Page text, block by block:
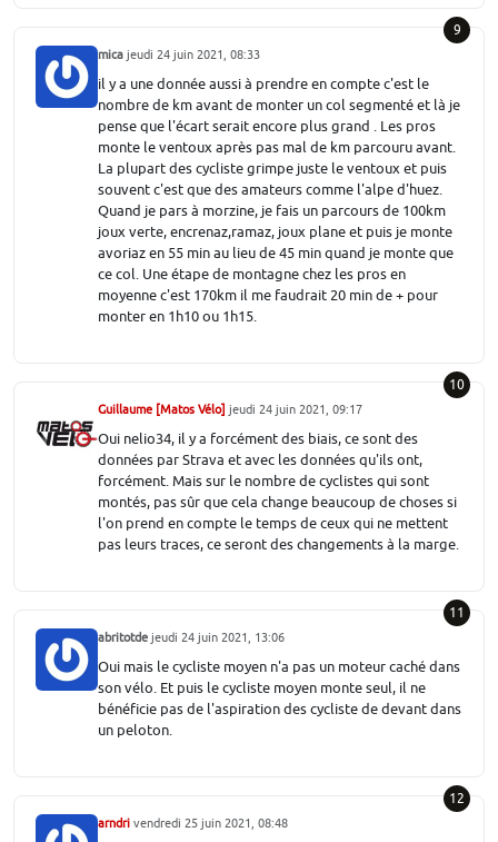
9
mica jeudi 24 juin 2021, 08:33
il y a une donnée aussi à prendre en compte c'est le
nombre de km avant de monter un col segmenté et là je
pense que l'écart serait encore plus grand . Les pros
monte le ventoux après pas mal de km parcouru avant.
La plupart des cycliste grimpe juste le ventoux et puis
souvent c'est que des amateurs comme l'alpe d'huez.
Quand je pars à morzine, je fais un parcours de 100km
joux verte, encrenaz,ramaz, joux plane et puis je monte
avoriaz en 55 min au lieu de 45 min quand je monte que
ce col. Une étape de montagne chez les pros en
moyenne c'est 170km il me faudrait 20 min de + pour
monter en 1h10 ou 1h15.
10
Guillaume [Matos Vélo] jeudi 24 juin 2021, 09:17
Oui nelio34, il y a forcément des biais, ce sont des
données par Strava et avec les données qu'ils ont,
forcément. Mais sur le nombre de cyclistes qui sont
montés, pas sûr que cela change beaucoup de choses si
l'on prend en compte le temps de ceux qui ne mettent
pas leurs traces, ce seront des changements à la marge.
11
abritotde jeudi 24 juin 2021, 13:06
Oui mais le cycliste moyen n'a pas un moteur caché dans
son vélo. Et puis le cycliste moyen monte seul, il ne
bénéficie pas de l'aspiration des cycliste de devant dans
un peloton.
12
arndri vendredi 25 juin 2021, 08:48